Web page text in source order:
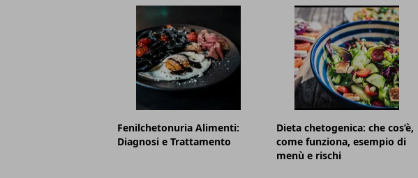
Fenilchetonuria Alimenti:
Diagnosi e Trattamento
Dieta chetogenica: che cos’è,
come funziona, esempio di
menù e rischi